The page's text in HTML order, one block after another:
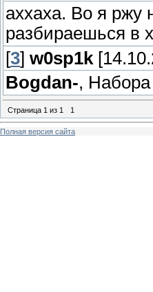
аххаха. Во я ржу
разбираешься в
[3] w0sp1k
Bogdan-, Набора
Страница 1 из 1 1
Полная версия сайта